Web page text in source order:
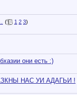
( 1 2 3)
они есть :)
НАС УИ АДАГЬИ !